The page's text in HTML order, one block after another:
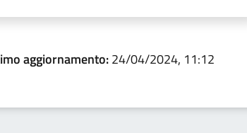
aggiornamento:24/04/2024, 11:12